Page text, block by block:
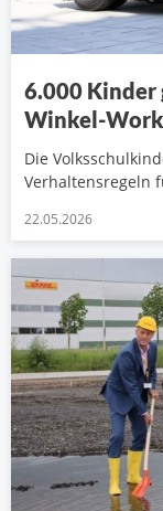
6.000 Kinder
Winkel-
Die
Verhaltensregeln
22.05.2026